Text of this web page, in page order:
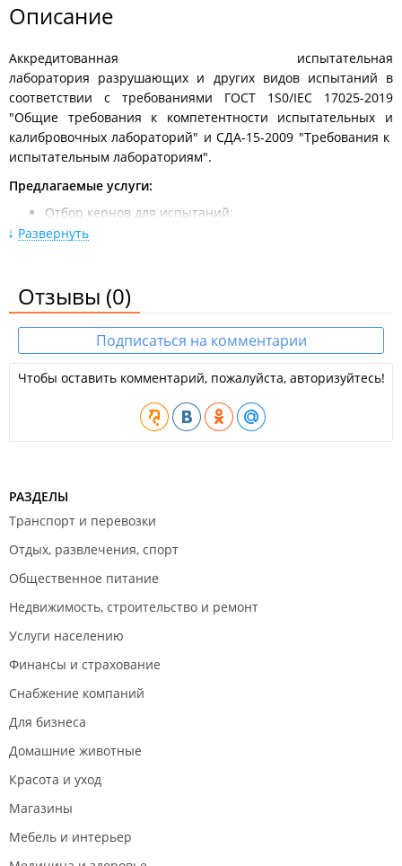
Описание
Аккредитованная испытательная
лаборатория разрушающих и других видов испытаний в
соответствии с требованиями ГОСТ 1S0/IEC 17025-2019
"Общие требования к компетентности испытательных и
калибровочных лабораторий" и СДА-15-2009 "Требования к
испытательным лабораториям".
Предлагаемые услуги:
Отбор кернов для испытаний;
Разработка и коррекция составов дорожных покрытий;
Лабораторных испытаний по определению основных
Контроль качества строительных материалов и
конструкций на соответствие требований;
Неразрушающий метод определения прочности
бетона, обследование зданий и сооружений,
автомобильных дорог, мостов и
тоннелей, строительный контроль объектов
капитального строительства, технический заказчик;
Составление и экспертиза строительных смет;
Строительно-техническая экспертиза, судебная
Испытания грунтов и свай.
Специалисты работают в строгом соответствии с
принятыми нормативно-правовыми регламентами (СНИП,
ГОСТ, СП).
ООО "Стройтехэксперт".
Развернуть
Отзывы (0)
Подписаться на комментарии
Чтобы оставить комментарий, пожалуйста, авторизуйтесь!
РАЗДЕЛЫ
Транспорт и перевозки
Отдых, развлечения, спорт
Общественное питание
Недвижимость, строительство и ремонт
Услуги населению
Финансы и страхование
Снабжение компаний
Для бизнеса
Домашние животные
Красота и уход
Магазины
Мебель и интерьер